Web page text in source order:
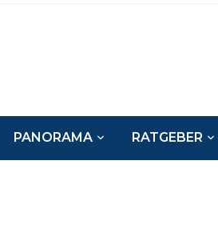
PANORAMA RATGEBER